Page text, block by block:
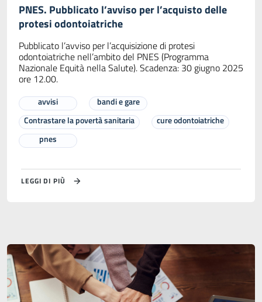
PNES. Pubblicato l’avviso per l’acquisto delle
protesi odontoiatriche
Pubblicato l’avviso per l’acquisizione di protesi
odontoiatriche nell’ambito del PNES (Programma
Nazionale Equità nella Salute). Scadenza: 30 giugno 2025
ore 12.00.
avvisi
bandi e gare
Contrastare la povertà sanitaria
cure odontoiatriche
pnes
LEGGI DI PIÙ